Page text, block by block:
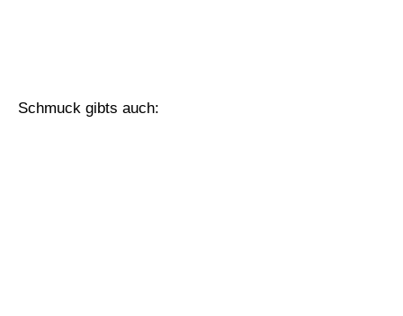
Schmuck gibts auch: